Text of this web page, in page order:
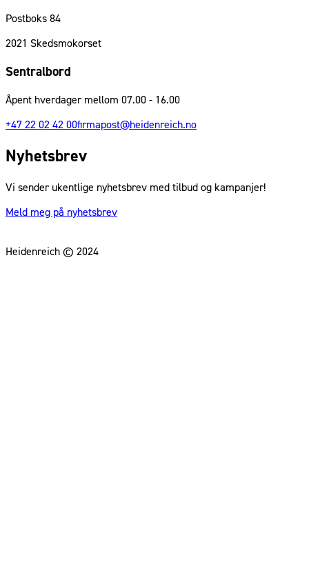
Postboks 84
2021 Skedsmokorset
Sentralbord
Åpent hverdager mellom 07.00 - 16.00
+47 22 02 42 00firmapost@heidenreich.no
Nyhetsbrev
Vi sender ukentlige nyhetsbrev med tilbud og kampanjer!
Meld meg på nyhetsbrev
Heidenreich © 2024